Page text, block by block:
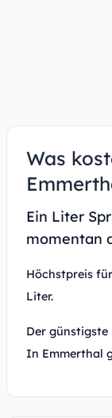
Was
Ein Liter
momentan
Höchstpreis
Liter.
Der günstigste
In Emmerthal